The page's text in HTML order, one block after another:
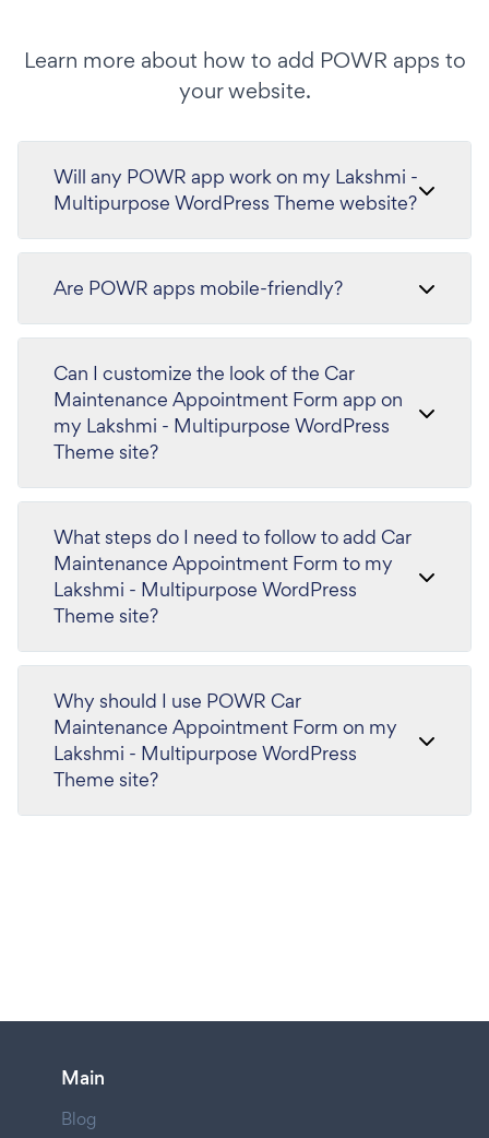
Learn more about how to add POWR apps to
your website.
Will any POWR app work on my Lakshmi -
Multipurpose WordPress Theme website?
Are POWR apps mobile-friendly?
Can I customize the look of the Car
Maintenance Appointment Form app on
my Lakshmi - Multipurpose WordPress
Theme site?
What steps do I need to follow to add Car
Maintenance Appointment Form to my
Lakshmi - Multipurpose WordPress
Theme site?
Why should I use POWR Car
Maintenance Appointment Form on my
Lakshmi - Multipurpose WordPress
Theme site?
Main
Blog